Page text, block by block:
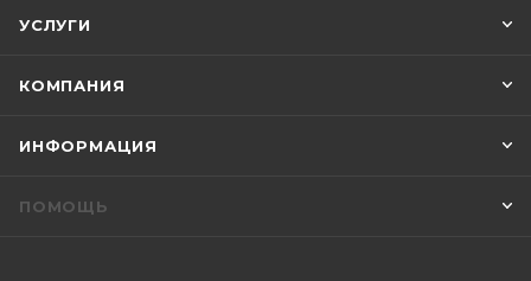
УСЛУГИ
КОМПАНИЯ
ИНФОРМАЦИЯ
ПОМОЩЬ